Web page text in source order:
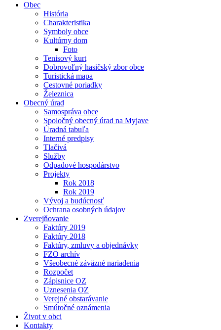
Obec
História
Charakteristika
Symboly obce
Kultúrny dom
Foto
Tenisový kurt
Dobrovoľný hasičský zbor obce
Turistická mapa
Cestovné poriadky
Železnica
Obecný úrad
Samospráva obce
Spoločný obecný úrad na Myjave
Úradná tabuľa
Interné predpisy
Tlačivá
Služby
Odpadové hospodárstvo
Projekty
Rok 2018
Rok 2019
Vývoj a budúcnosť
Ochrana osobných údajov
Zverejňovanie
Faktúry 2019
Faktúry 2018
Faktúry, zmluvy a objednávky
FZO archív
Všeobecné záväzné nariadenia
Rozpočet
Zápisnice OZ
Uznesenia OZ
Verejné obstarávanie
Smútočné oznámenia
Život v obci
Kontakty